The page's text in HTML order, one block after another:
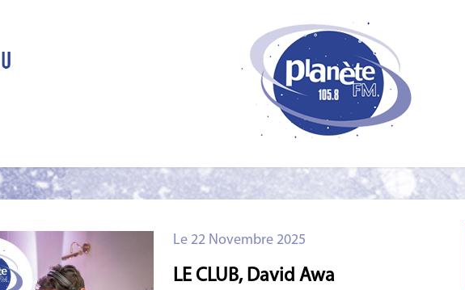
Le 22 Novembre 2025
LE CLUB, David Awa